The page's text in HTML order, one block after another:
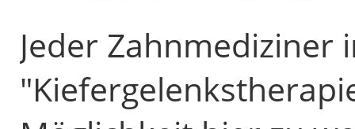
Jeder Zahnmediziner